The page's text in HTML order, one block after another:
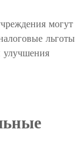
могут
льготы
улучшения